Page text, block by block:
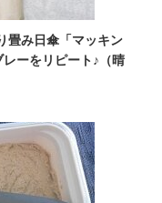
畳み日傘「マッキン
ーをリピート♪（晴